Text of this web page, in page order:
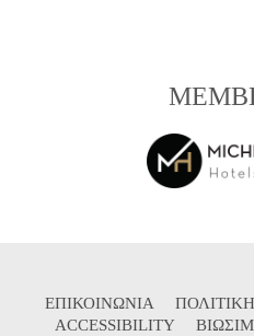
ΕΠΙΚΟΙΝΩΝΙΑ
ACCESSIBILITY